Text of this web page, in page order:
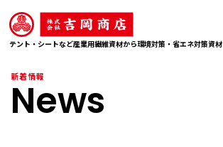
テント・シートなど産業用繊維資材から環境対策・省エネ対策資材
新着情報